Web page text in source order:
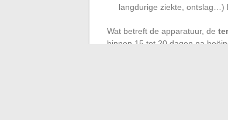
langdurige ziekte, ontslag…)
Wat betreft de apparatuur, de
binnen 15 tot 20 dagen na